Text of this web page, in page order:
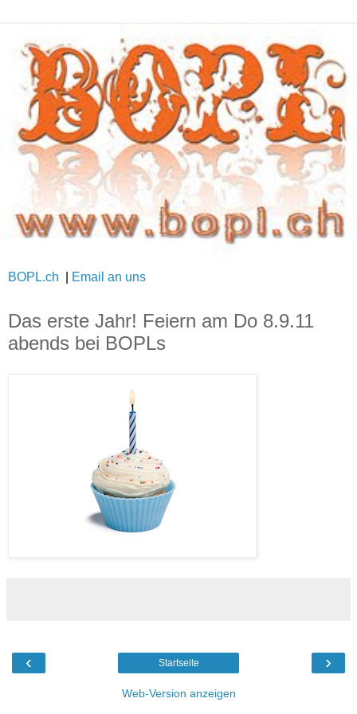
BOPL.ch Email an uns
Das erste Jahr! Feiern am Do 8.9.11
abends bei BOPLs
‹ ›
Startseite
Web-Version anzeigen